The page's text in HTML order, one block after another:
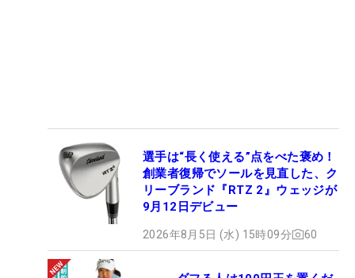
選手は“長く使える”点をべた褒め！
創業者復帰でソールを見直した、ク
リーブランド『RTZ 2』ウェッジが
9月12日デビュー
2026年8月5日 (水) 15時09分 60